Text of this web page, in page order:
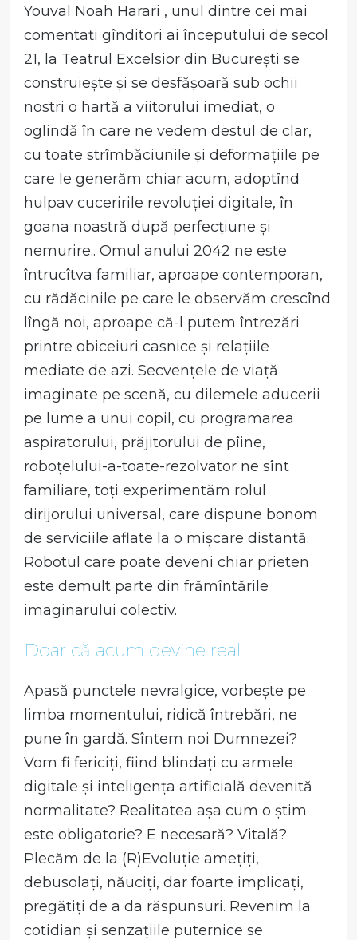
Youval Noah Harari , unul dintre cei mai
comentați gînditori ai începutului de secol
21, la Teatrul Excelsior din București se
construiește și se desfășoară sub ochii
nostri o hartă a viitorului imediat, o
oglindă în care ne vedem destul de clar,
cu toate strîmbăciunile și deformațiile pe
care le generăm chiar acum, adoptînd
hulpav cuceririle revoluției digitale, în
goana noastră după perfecțiune și
nemurire.. Omul anului 2042 ne este
întrucîtva familiar, aproape contemporan,
cu rădăcinile pe care le observăm crescînd
lîngă noi, aproape că-l putem întrezări
printre obiceiuri casnice și relațiile
mediate de azi. Secvențele de viață
imaginate pe scenă, cu dilemele aducerii
pe lume a unui copil, cu programarea
aspiratorului, prăjitorului de pîine,
roboțelului-a-toate-rezolvator ne sînt
familiare, toți experimentăm rolul
dirijorului universal, care dispune bonom
de serviciile aflate la o mișcare distanță.
Robotul care poate deveni chiar prieten
este demult parte din frămîntările
imaginarului colectiv.
Doar că acum devine real
Apasă punctele nevralgice, vorbește pe
limba momentului, ridică întrebări, ne
pune în gardă. Sîntem noi Dumnezei?
Vom fi fericiți, fiind blindați cu armele
digitale și inteligența artificială devenită
normalitate? Realitatea așa cum o știm
este obligatorie? E necesară? Vitală?
Plecăm de la (R)Evoluție amețiți,
debusolați, năuciți, dar foarte implicați,
pregătiți de a da răspunsuri. Revenim la
cotidian și senzațiile puternice se